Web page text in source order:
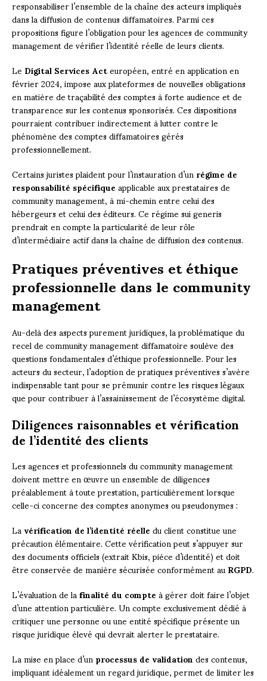
responsabiliser l’ensemble de la chaîne des acteurs impliqués
dans la diffusion de contenus diffamatoires. Parmi ces
propositions figure l’obligation pour les agences de community
management de vérifier l’identité réelle de leurs clients.
LeDigital Services Acteuropéen, entré en application en
février 2024, impose aux plateformes de nouvelles obligations
en matière de traçabilité des comptes à forte audience et de
transparence sur les contenus sponsorisés. Ces dispositions
pourraient contribuer indirectement à lutter contre le
phénomène des comptes diffamatoires gérés
professionnellement.
Certains juristes plaident pour l’instauration d’unrégime de
responsabilité spécifiqueapplicable aux prestataires de
community management, à mi-chemin entre celui des
hébergeurs et celui des éditeurs. Ce régime sui generis
prendrait en compte la particularité de leur rôle
d’intermédiaire actif dans la chaîne de diffusion des contenus.
Pratiques préventives et éthique
professionnelle dans le community
management
Au-delà des aspects purement juridiques, la problématique du
recel de community management diffamatoire soulève des
questions fondamentales d’éthique professionnelle. Pour les
acteurs du secteur, l’adoption de pratiques préventives s’avère
indispensable tant pour se prémunir contre les risques légaux
que pour contribuer à l’assainissement de l’écosystème digital.
Diligences raisonnables et vérification
de l’identité des clients
Les agences et professionnels du community management
doivent mettre en œuvre un ensemble de diligences
préalablement à toute prestation, particulièrement lorsque
celle-ci concerne des comptes anonymes ou pseudonymes :
Lavérification de l’identité réelledu client constitue une
précaution élémentaire. Cette vérification peut s’appuyer sur
des documents officiels (extrait Kbis, pièce d’identité) et doit
être conservée de manière sécurisée conformément auRGPD.
L’évaluation de lafinalité du compteà gérer doit faire l’objet
d’une attention particulière. Un compte exclusivement dédié à
critiquer une personne ou une entité spécifique présente un
risque juridique élevé qui devrait alerter le prestataire.
La mise en place d’unprocessus de validationdes contenus,
impliquant idéalement un regard juridique, permet de limiter les